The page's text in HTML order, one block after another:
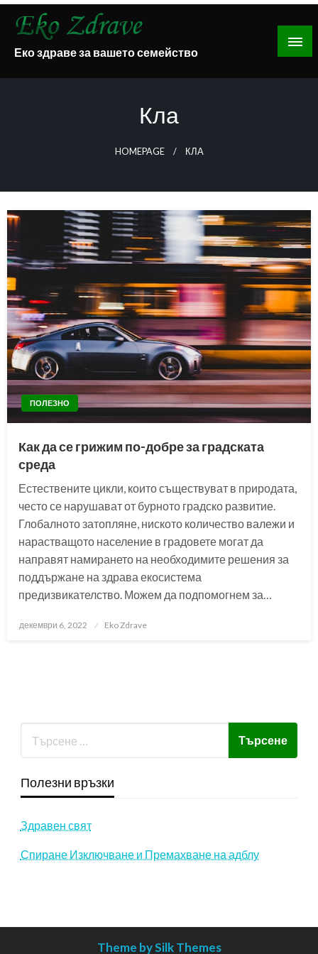
Skip
Еко здраве за вашето семейство
Кла
HOMEPAGE КЛА
ПОЛЕЗНО
Как да се грижим по-добре за градската
среда
Естествените цикли, които съществуват в природата,
често се нарушават от бурното градско развитие.
Глобалното затопляне, ниското количество валежи и
нарастващото население в градовете могат да
направят намирането на необходимите решения за
поддържане на здрава екосистема
предизвикателство. Можем да подпомогнем за…
Posted
декември 6, 2022 Eko Zdrave
Полезни връзки
Здравен свят
Спиране Изключване и Премахване на адблу
Theme by Silk Themes